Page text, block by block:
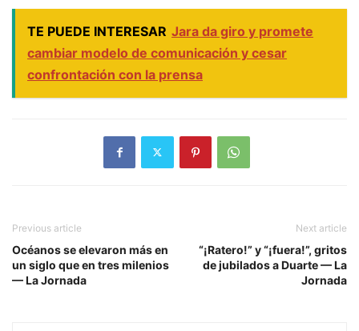
TE PUEDE INTERESAR Jara da giro y promete
cambiar modelo de comunicación y cesar
confrontación con la prensa
Previous article
Océanos se elevaron más en
un siglo que en tres milenios
— La Jornada
Next article
“¡Ratero!” y “¡fuera!”, gritos
de jubilados a Duarte — La
Jornada